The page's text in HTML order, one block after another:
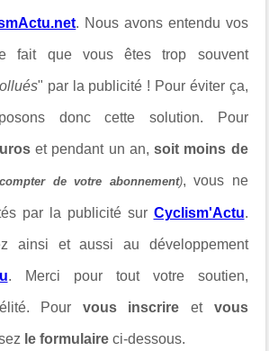
. Nous avons entendu vos
fait que vous êtes trop souvent
" par la publicité ! Pour éviter ça,
donc cette solution. Pour
et pendant un an,soit moins de
de votre abonnement), vous ne
par la publicité sur Cyclism'Actu.
ainsi et aussi au développement
. Merci pour tout votre soutien,
Pour vous inscrire etvous
le formulaireci-dessous.